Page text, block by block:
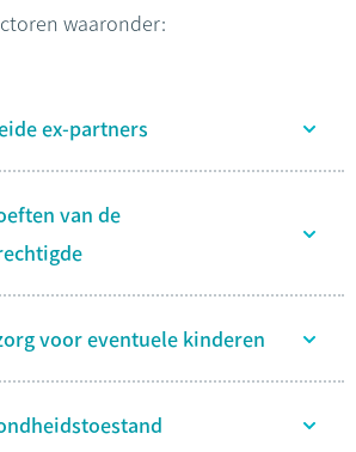
waaronder:
ex-partners
van de
voor eventuele kinderen